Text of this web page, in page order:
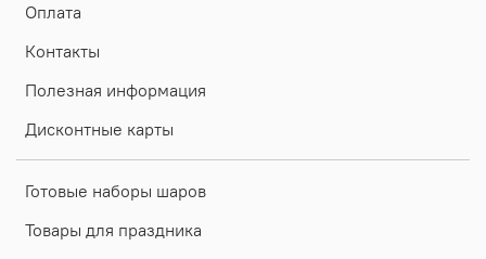
Оплата
Контакты
Полезная информация
Дисконтные карты
Готовые наборы шаров
Товары для праздника